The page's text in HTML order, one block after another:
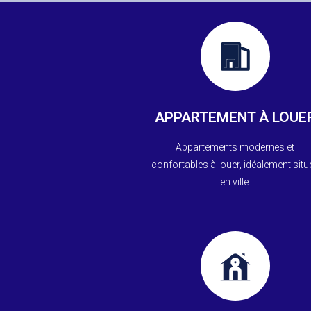
APPARTEMENT À
Appartements modernes et
confortables à louer, idéalement
en ville.
Appartements À Louer
moderne et bien situé. Contactez
En savoir +
plus !
En savoir +